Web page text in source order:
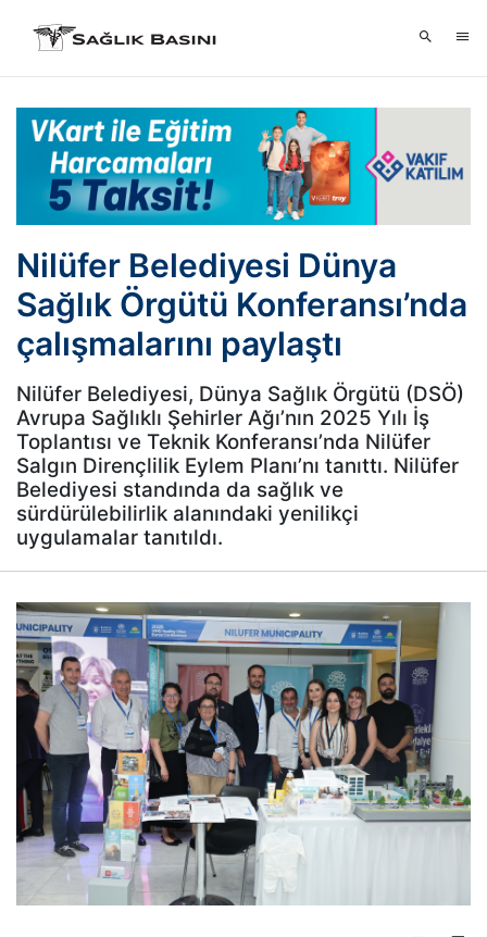
Nilüfer Belediyesi Dünya
Sağlık Örgütü Konferansı’nda
çalışmalarını paylaştı
Nilüfer Belediyesi, Dünya Sağlık Örgütü (DSÖ)
Avrupa Sağlıklı Şehirler Ağı’nın 2025 Yılı İş
Toplantısı ve Teknik Konferansı’nda Nilüfer
Salgın Dirençlilik Eylem Planı’nı tanıttı. Nilüfer
Belediyesi standında da sağlık ve
sürdürülebilirlik alanındaki yenilikçi
uygulamalar tanıtıldı.